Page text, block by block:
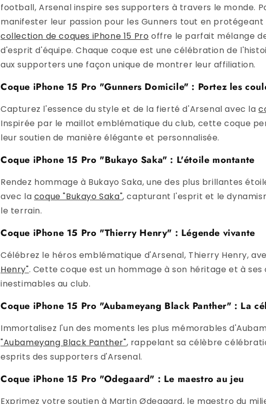
football, Arsenal inspire ses supporters à travers le monde.
manifester leur passion pour les Gunners tout en protégeant
collection de coques iPhone 15 Pro offre le parfait mélange
d'esprit d'équipe. Chaque coque est une célébration de
aux supporters une façon unique de montrer leur affiliation.
Coque iPhone 15 Pro "Gunners Domicile" : Portez les
Capturez l'essence du style et de la fierté d'Arsenal avec la
Inspirée par le maillot emblématique du club, cette coque
leur soutien de manière élégante et personnalisée.
Coque iPhone 15 Pro "Bukayo Saka" : L'étoile montante
Rendez hommage à Bukayo Saka, une des plus brillantes
avec la coque "Bukayo Saka", capturant l'esprit et le
le terrain.
Coque iPhone 15 Pro "Thierry Henry" : Légende vivante
Célébrez le héros emblématique d'Arsenal, Thierry Henry,
Henry". Cette coque est un hommage à son héritage et à
inestimables au club.
Coque iPhone 15 Pro "Aubameyang Black Panther" : La
Immortalisez l'un des moments les plus mémorables
"Aubameyang Black Panther", rappelant sa célèbre
esprits des supporters d'Arsenal.
Coque iPhone 15 Pro "Odegaard" : Le maestro au jeu
Exprimez votre soutien à Martin Ødegaard, le maestro du